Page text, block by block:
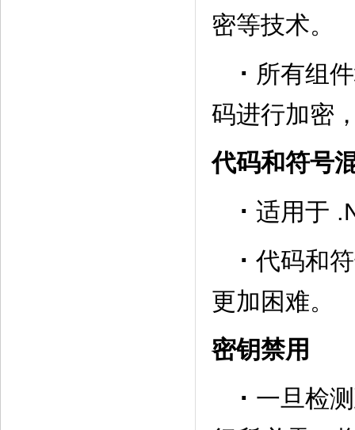
密等技术。
· 所有组
码进行加密
代码和符号
· 适用于
· 代码和
更加困难。
密钥禁用
· 一旦检